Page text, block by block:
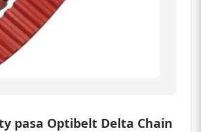
pasa Optibelt Delta Chain